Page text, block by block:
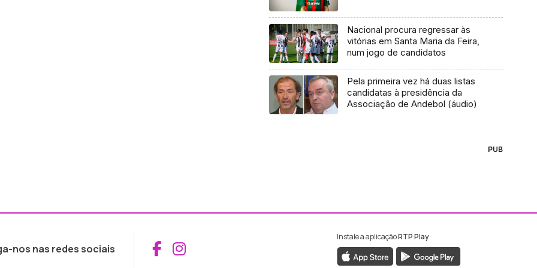
Nacional procura regressar às
vitórias em Santa Maria da Feira,
num jogo de candidatos
Pela primeira vez há duas listas
candidatas à presidência da
Associação de Andebol (áudio)
PUB
nos nas redes sociais Aceder ao Facebook da RTP Madeira
Aceder ao Instagram da RTP Madeira
Instale a aplicaçãoRTP Play